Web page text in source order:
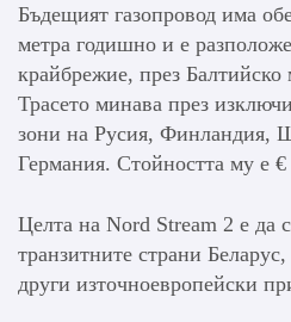
Бъдещият газопровод има
метра годишно и е
крайбрежие, през
Трасето минава през
зони на Русия, Финландия,
Германия. Стойността му е
Целта на Nord Stream 2 е да
транзитните страни
други източноевропейски